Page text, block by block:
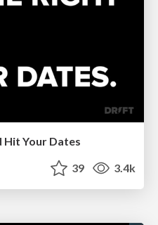
Hit Your Dates
39 3.4k